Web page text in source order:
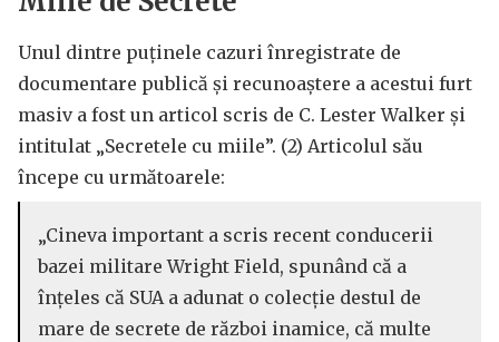
Unul dintre puținele cazuri înregistrate de
documentare publică și recunoaștere a acestui furt
masiv a fost un articol scris de C. Lester Walker și
intitulat „Secretele cu miile”. (2) Articolul său
începe cu următoarele:
„Cineva important a scris recent conducerii
bazei militare Wright Field, spunând că a
înțeles că SUA a adunat o colecție destul de
mare de secrete de război inamice, că multe